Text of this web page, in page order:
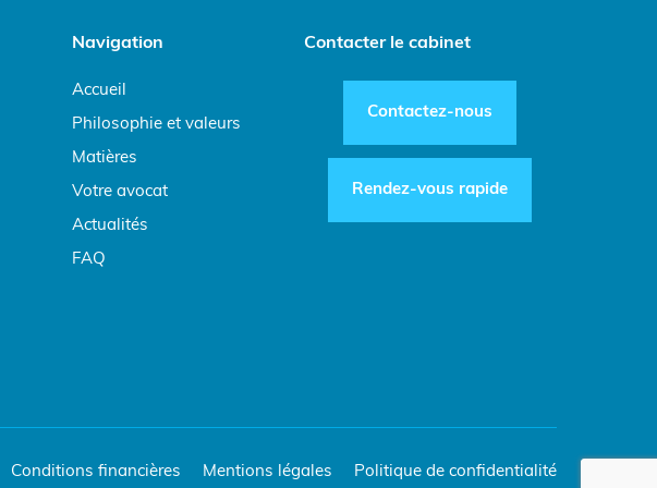
Navigation
Accueil
Philosophie et valeurs
Matières
Votre avocat
Actualités
FAQ
Contacter le cabinet
Contactez-nous
Rendez-vous rapide
Conditions financières Mentions légales Politique de confidentialité